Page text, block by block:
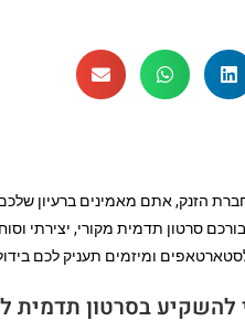
סרטון תדמית מקורי, יצירתי
ומיזמים תעניק לכם
להשקיע בסרטון תדמית